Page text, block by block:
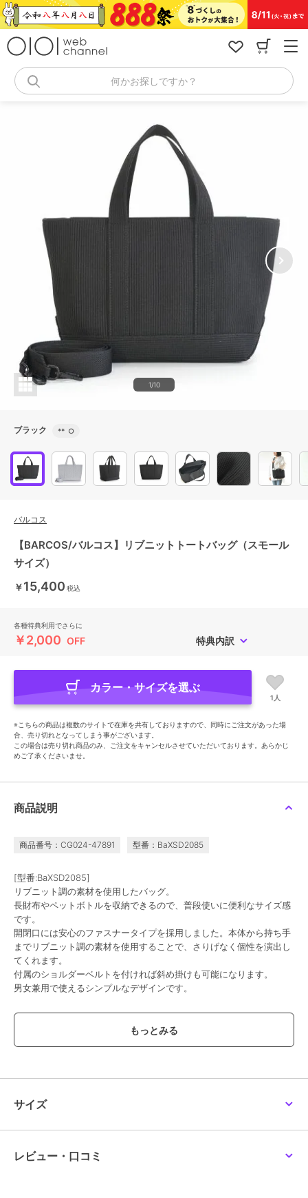
コ
ン
何かお探しですか？
1/10
ブラック ** ○
バルコス
【BARCOS/バルコス】リブニットトートバッグ（スモール
サイズ）
￥15,400 税込
各種特典利用でさらに
￥2,000 OFF 特典内訳
カラー・サイズを選ぶ
1人
※こちらの商品は複数のサイトで在庫を共有しておりますので、同時にご注文があった場
合、売り切れとなってしまう事がございます。
この場合は売り切れ商品のみ、ご注文をキャンセルさせていただいております。あらかじ
めご了承くださいませ。
商品説明
商品番号：CG024-47891 型番：BaXSD2085
[型番:BaXSD2085]
リブニット調の素材を使用したバッグ。
長財布やペットボトルを収納できるので、普段使いに便利なサイズ感
です。
開閉口には安心のファスナータイプを採用しました。本体から持ち手
までリブニット調の素材を使用することで、さりげなく個性を演出し
てくれます。
付属のショルダーベルトを付ければ斜め掛けも可能になります。
男女兼用で使えるシンプルなデザインです。
【BARCOS/バルコス】
バルコスは、『現代女性のライフシーンを美しく、豊かにする』をコ
ンセプトにした、バッグ・革小物ブランドです。タイムレスから最新
【備考】内部：オープンポケット×1 外部：- 付属品：ショルダーベル
ト（44cm）
380g
サイズ
レビュー・口コミ